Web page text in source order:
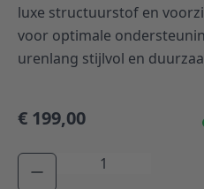
luxe structuurstof en
voor optimale
urenlang stijlvol en
€ 199,00
Aantal